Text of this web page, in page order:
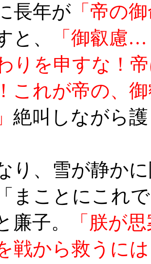
長年が 「帝の
と、
「御叡慮
りを申すな！
これが帝の、
絶叫しながら
り、雪が静か
まことにこれ
廉子。
「朕が
戦から救うに